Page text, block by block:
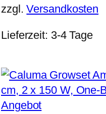
zzgl.Versandkosten
Lieferzeit: 3-4 Tage
AngebotProdukt